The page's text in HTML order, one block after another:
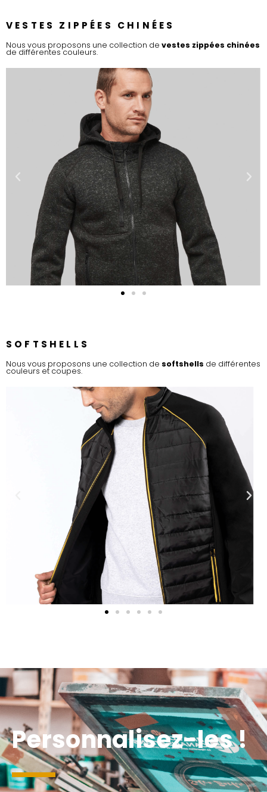
VESTES ZIPPÉES CHINÉES
Nous vous proposons une collection de vestes zippées chinées
de différentes couleurs.
SOFTSHELLS
Nous vous proposons une collection de softshells de différentes
couleurs et coupes.
Personnalisez-les !